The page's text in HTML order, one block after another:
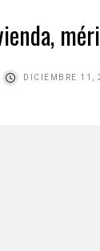
DICIEMBRE 11,